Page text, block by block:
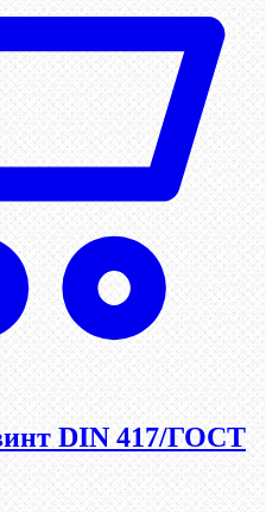
DIN 417/ГОСТ